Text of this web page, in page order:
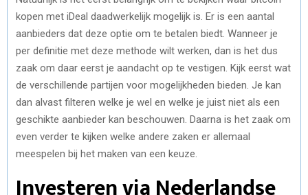
kopen met iDeal daadwerkelijk mogelijk is. Er is een aantal
aanbieders dat deze optie om te betalen biedt. Wanneer je
per definitie met deze methode wilt werken, dan is het dus
zaak om daar eerst je aandacht op te vestigen. Kijk eerst wat
de verschillende partijen voor mogelijkheden bieden. Je kan
dan alvast filteren welke je wel en welke je juist niet als een
geschikte aanbieder kan beschouwen. Daarna is het zaak om
even verder te kijken welke andere zaken er allemaal
meespelen bij het maken van een keuze.